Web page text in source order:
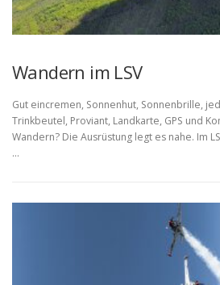
Wandern im LSV
Gut eincremen, Sonnenhut, Sonnenbrille,
Trinkbeutel, Proviant, Landkarte, GPS und
Wandern? Die Ausrüstung legt es nahe. Im
…